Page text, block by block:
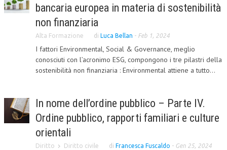
CFC E PARADISI FISCALI
PRASSI
AMMINISTRATIVA
GIURISPRUDENZA
EUROPEA
COSTITUZIONALE
bancaria europea in materia di sostenibilità
non finanziaria
Alta Formazione di Luca Bellan - Feb 1, 2024
I fattori Environmental, Social & Governance, meglio
conosciuti con l’acronimo ESG, compongono i tre pilastri della
sostenibilità non finanziaria : Environmental attiene a tutto...
In nome dell’ordine pubblico – Parte IV.
Ordine pubblico, rapporti familiari e culture
orientali
Diritto Diritto civile di Francesca Fuscaldo - Gen 25, 2024